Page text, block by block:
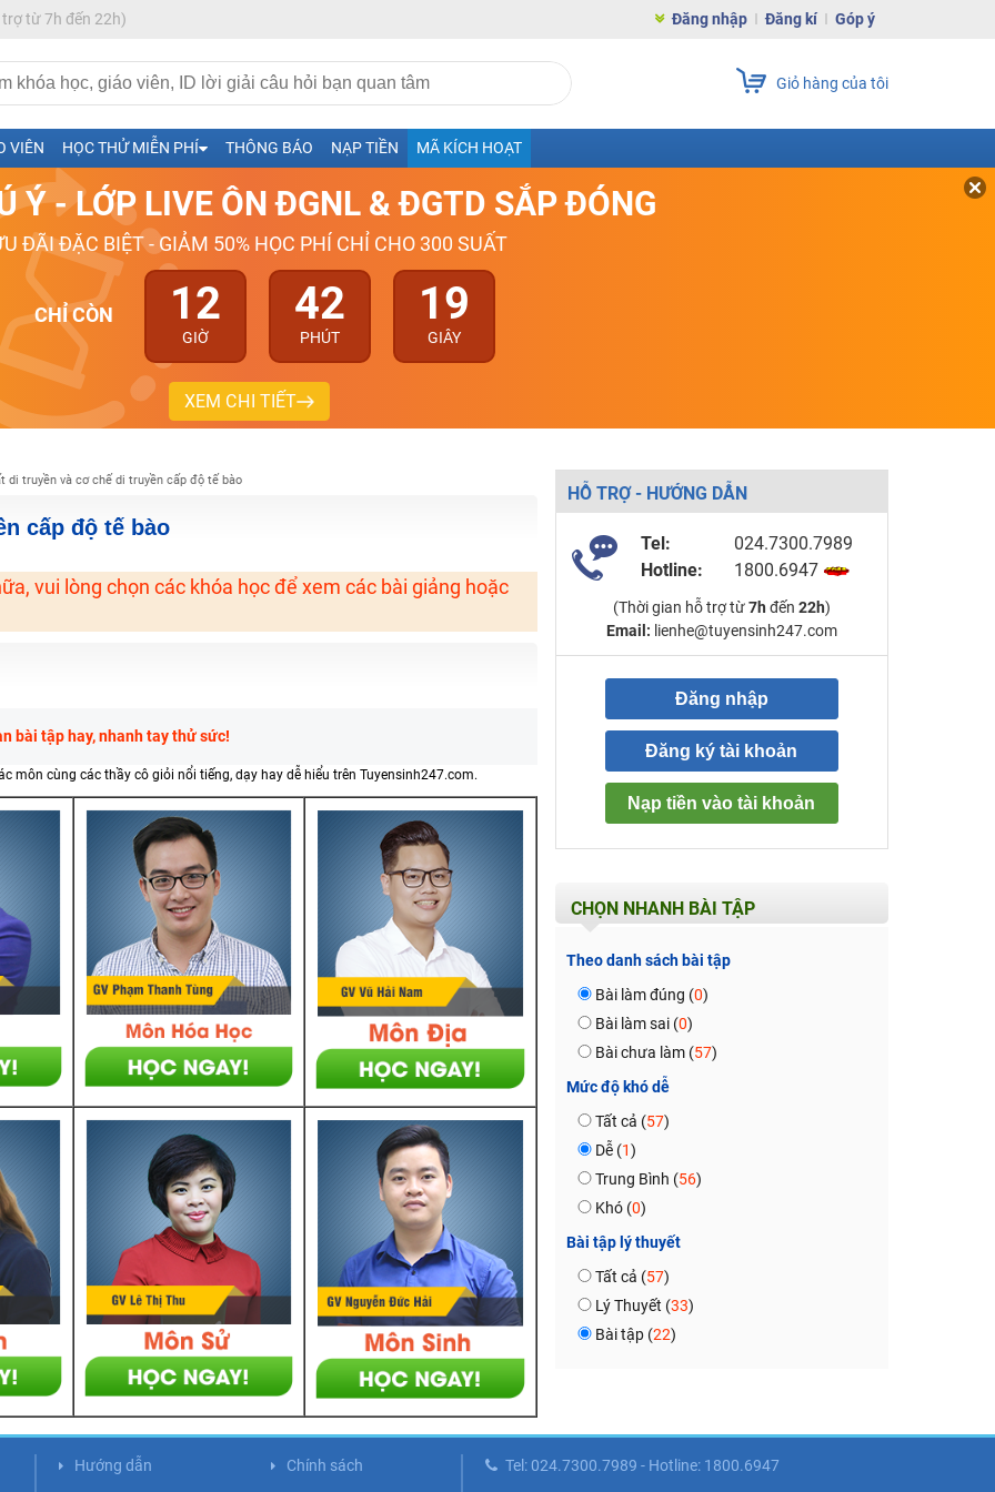
từ 7h đến 22h) Đăng nhập Đăng kí Góp ý
Giỏ hàng của tôi
VIÊN HỌC THỬ MIỄN PHÍ THÔNG BÁO NẠP TIỀN MÃ KÍCH HOẠT
Ý - LỚP LIVE ÔN ĐGNL & ĐGTD SẮP ĐÓNG
ĐÃI ĐẶC BIỆT - GIẢM 50% HỌC PHÍ CHỈ CHO 300 SUẤT
CHỈ CÒN 12
GIỜ
42
PHÚT
18
GIÂY
XEM CHI TIẾT
Sinh-Sử-Địa cùng Thầy Cô giỏi, nổi tiếng
2027
ít nhất 25 điểm
lai!
di truyền và cơ chế di truyền cấp độ tế bào
cấp độ tế bào
vui lòng chọn các khóa học để xem các bài giảng hoặc
bài tập hay, nhanh tay thử sức!
môn cùng các thầy cô giỏi nổi tiếng, dạy hay dễ hiểu trên Tuyensinh247.com.
HỖ TRỢ - HƯỚNG DẪN
Tel:
024.7300.7989
Hotline:
1800.6947
(Thời gian hỗ trợ từ7h đến 22h)
Email: lienhe@tuyensinh247.com
Đăng nhập
Đăng ký tài khoản
Nạp tiền vào tài khoản
CHỌN NHANH BÀI TẬP
Theo danh sách bài tập
Bài làm đúng (0)
Bài làm sai (0)
Bài chưa làm (57)
Mức độ khó dễ
Tất cả (57)
Dễ (1)
Trung Bình (56)
Khó (0)
Bài tập lý thuyết
Tất cả (57)
Lý Thuyết (33)
Bài tập (22)
Hướng dẫn Chính sách
Tel: 024.7300.7989 - Hotline: 1800.6947